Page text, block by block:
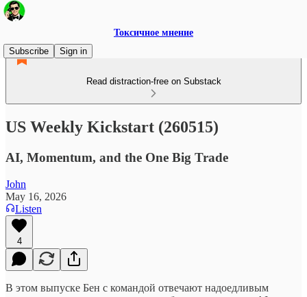
Токсичное мнение
Subscribe
Sign in
Read distraction-free on Substack
US Weekly Kickstart (260515)
AI, Momentum, and the One Big Trade
John
May 16, 2026
Listen
4
В этом выпуске Бен с командой отвечают надоедливым